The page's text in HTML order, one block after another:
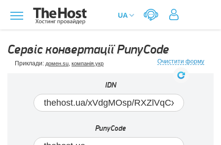
Сервіс конвертації PunyCode
Приклади: домен.su, компанія.укр Очистити форму
IDN
PunyCode